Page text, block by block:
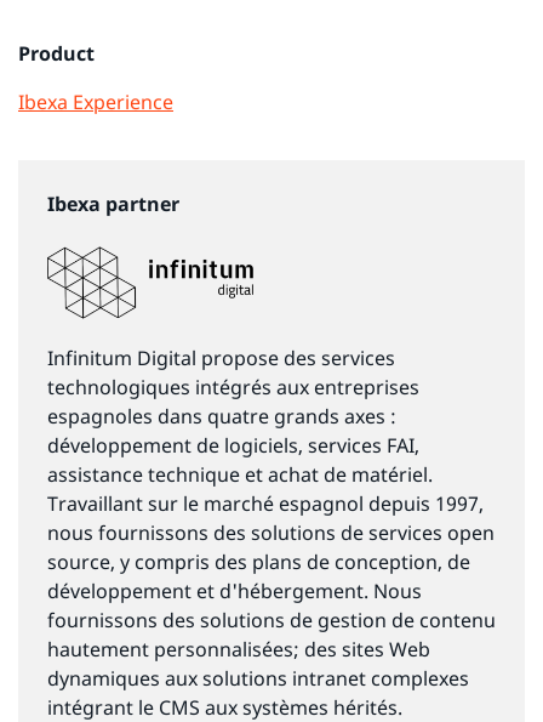
Product
Ibexa Experience
Ibexa partner
Infinitum Digital propose des services
technologiques intégrés aux entreprises
espagnoles dans quatre grands axes :
développement de logiciels, services FAI,
assistance technique et achat de matériel.
Travaillant sur le marché espagnol depuis 1997,
nous fournissons des solutions de services open
source, y compris des plans de conception, de
développement et d'hébergement. Nous
fournissons des solutions de gestion de contenu
hautement personnalisées; des sites Web
dynamiques aux solutions intranet complexes
intégrant le CMS aux systèmes hérités.